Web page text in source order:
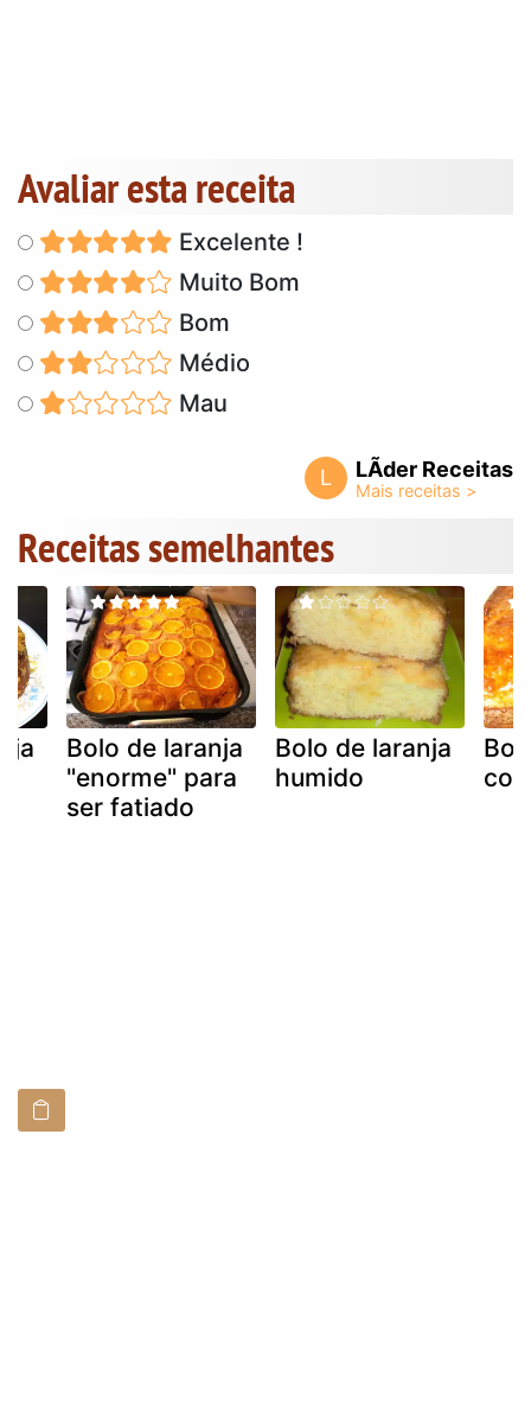
Avaliar esta receita
Excelente !
Muito Bom
Bom
Médio
Mau
L LÃ­der Receitas
Receitas semelhantes
Bolo de laranja
"enorme" para
ser fatiado
Bolo de laranja
humido